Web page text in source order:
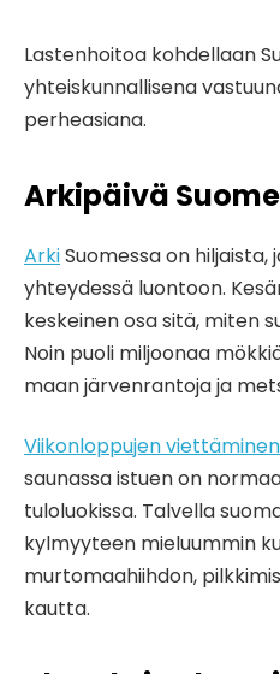
Lastenhoitoa kohdellaan
yhteiskunnallisena
perheasiana.
Arkipäivä
ArkiSuomessa on hiljaista,
yhteydessä luontoon.
keskeinen osa sitä, miten
Noin puoli miljoonaa
maan järvenrantoja ja
Viikonloppujen viettäminen
saunassa istuen on
tuloluokissa. Talvella
kylmyyteen mieluummin
murtomaahiihdon,
kautta.